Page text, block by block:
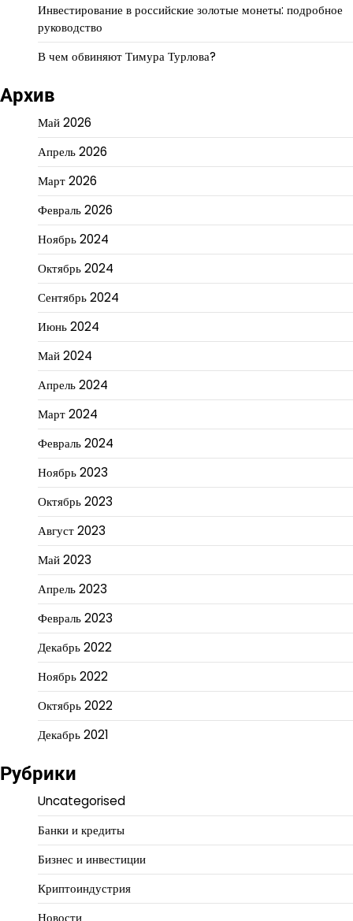
Инвестирование в российские золотые монеты: подробное
руководство
В чем обвиняют Тимура Турлова?
Архив
Май 2026
Апрель 2026
Март 2026
Февраль 2026
Ноябрь 2024
Октябрь 2024
Сентябрь 2024
Июнь 2024
Май 2024
Апрель 2024
Март 2024
Февраль 2024
Ноябрь 2023
Октябрь 2023
Август 2023
Май 2023
Апрель 2023
Февраль 2023
Декабрь 2022
Ноябрь 2022
Октябрь 2022
Декабрь 2021
Рубрики
Uncategorised
Банки и кредиты
Бизнес и инвестиции
Криптоиндустрия
Новости